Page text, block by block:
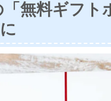
「無料ギフ